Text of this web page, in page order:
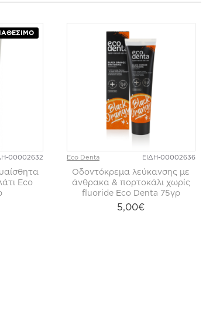
00002632
Eco
Eco Denta ΕΙΔΗ-00002636
Οδοντόκρεμα λεύκανσης με
άνθρακα & πορτοκάλι χωρίς
fluoride Eco Denta 75γρ
5,00€